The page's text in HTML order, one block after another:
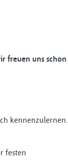
freuen uns schon
kennenzulernen.
festen